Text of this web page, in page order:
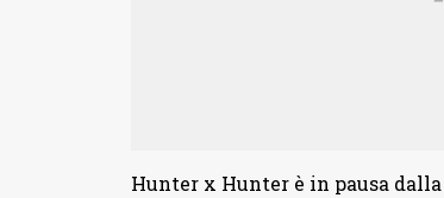
Hunter x Hunter è in pausa